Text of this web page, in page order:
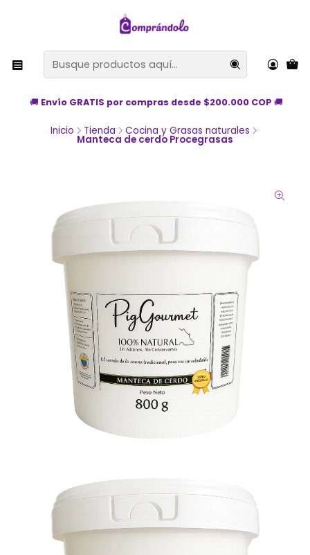
🚚 Envío GRATIS por compras desde $200.000 COP 🚚
Inicio Tienda Cocina y Grasas naturales
Manteca de cerdo Procegrasas